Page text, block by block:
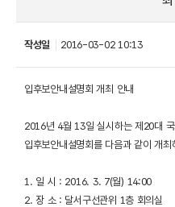
작성일 2016-03-02 10:13
입후보안내설명회 개최 안내
2016년 4월 13일 실시하는 제20대
입후보안내설명회를 다음과 같이 개
1. 일 시 : 2016. 3. 7(월) 14:00
2. 장 소 : 달서구선관위 1층 회의실